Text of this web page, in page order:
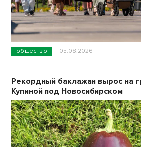
общество 05.08.2026
Рекордный баклажан вырос на
Купиной под Новосибирском